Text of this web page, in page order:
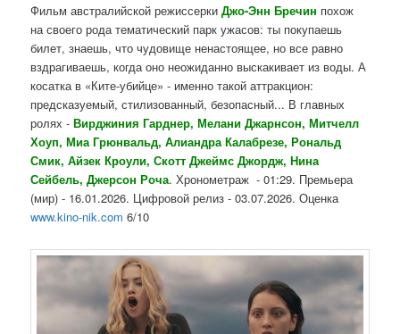
Фильм австралийской режиссеркиДжо-Энн Бречин похож
на своего рода тематический парк ужасов: ты покупаешь
билет, знаешь, что чудовище ненастоящее, но все равно
вздрагиваешь, когда оно неожиданно выскакивает из воды. А
косатка в «Ките-убийце» - именно такой аттракцион:
предсказуемый, стилизованный, безопасный... В главных
ролях -Вирджиния Гарднер, Мелани Джарнсон, Митчелл
Хоуп, Миа Грюнвальд, Алиандра Калабрезе, Рональд
Смик, Айзек Кроули, Скотт Джеймс Джордж, Нина
Сейбель, Джерсон Роча. Хронометраж - 01:29. Премьера
(мир) - 16.01.2026. Цифровой релиз - 03.07.2026. Оценка
www.kino-nik.com 6/10